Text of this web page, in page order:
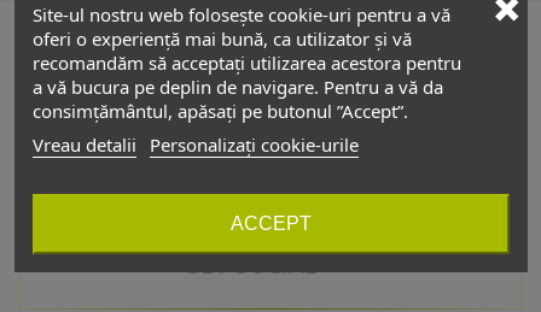
Site-ul nostru web folosește cookie-uri pentru a vă
oferi o experiență mai bună, ca utilizator și vă
recomandăm să acceptați utilizarea acestora pentru
a vă bucura pe deplin de navigare. Pentru a vă da
consimțământul, apăsați pe butonul ”Accept”.
Vreau detalii
Personalizați cookie-urile
ACCEPT
De interes
Catalog
GET SOCIAL